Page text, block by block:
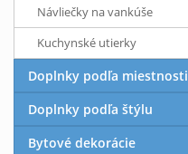
Návliečky na vankúše
Kuchynské utierky
Doplnky podľa miestnosti
Doplnky podľa štýlu
Bytové dekorácie